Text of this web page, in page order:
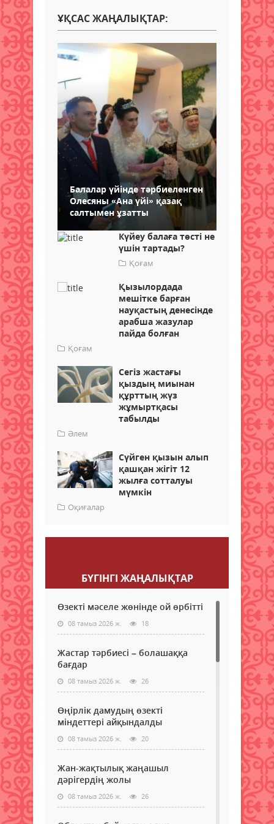
ҰҚСАС ЖАҢАЛЫҚТАР:
Балалар үйінде тәрбиеленген
Олесяны «Ана үйі» қазақ
салтымен ұзатты
Күйеу балаға төсті не
үшін тартады?
Қоғам
Қызылордада
мешітке барған
науқастың денесінде
арабша жазулар
пайда болған
Қоғам
Сегіз жастағы
қыздың миынан
құрттың жүз
жұмыртқасы
табылды
Әлем
Сүйген қызын алып
қашқан жігіт 12
жылға сотталуы
мүмкін
Оқиғалар
БҮГІНГI ЖАҢАЛЫҚТАР
Өзекті мәселе жөнінде ой өрбітті
08 тамыз 2026 ж. 18
Жастар тәрбиесі – болашаққа
бағдар
08 тамыз 2026 ж. 26
Өңірлік дамудың өзекті
міндеттері айқындалды
08 тамыз 2026 ж. 20
Жан-жақтылық жаңашыл
дәрігердің жолы
08 тамыз 2026 ж. 26